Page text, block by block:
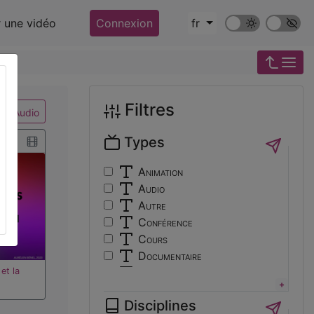
une vidéo Connexion fr Mode sombre
Police
Audio
la
Filtres
Types
Animation
Audio
Autre
Conférence
Cours
Documentaire
Interview
Disciplines